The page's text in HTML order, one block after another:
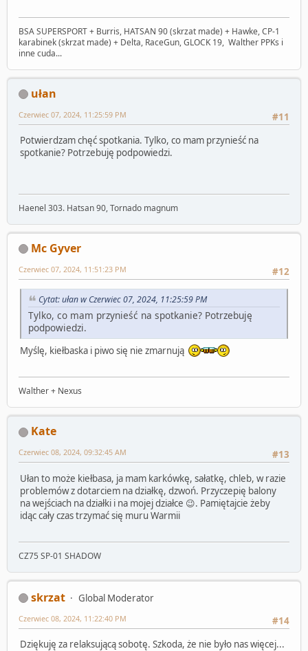
BSA SUPERSPORT + Burris, HATSAN 90 (skrzat made) + Hawke, CP-1
karabinek (skrzat made) + Delta, RaceGun, GLOCK 19, Walther PPKs i
inne cuda...
ułan
#11
Czerwiec 07, 2024, 11:25:59 PM
Potwierdzam chęć spotkania. Tylko, co mam przynieść na
spotkanie? Potrzebuję podpowiedzi.
Haenel 303. Hatsan 90, Tornado magnum
Mc Gyver
#12
Czerwiec 07, 2024, 11:51:23 PM
Cytat: ułan w Czerwiec 07, 2024, 11:25:59 PM
Tylko, co mam przynieść na spotkanie? Potrzebuję
podpowiedzi.
Myślę, kiełbaska i piwo się nie zmarnują
Walther + Nexus
Kate
#13
Czerwiec 08, 2024, 09:32:45 AM
Ułan to może kiełbasa, ja mam karkówkę, sałatkę, chleb, w razie
problemów z dotarciem na działkę, dzwoń. Przyczepię balony
na wejściach na działki i na mojej działce 😉. Pamiętajcie żeby
idąc cały czas trzymać się muru Warmii
CZ75 SP-01 SHADOW
skrzat
Global Moderator
#14
Czerwiec 08, 2024, 11:22:40 PM
Dziękuję za relaksującą sobotę. Szkoda, że nie było nas więcej...